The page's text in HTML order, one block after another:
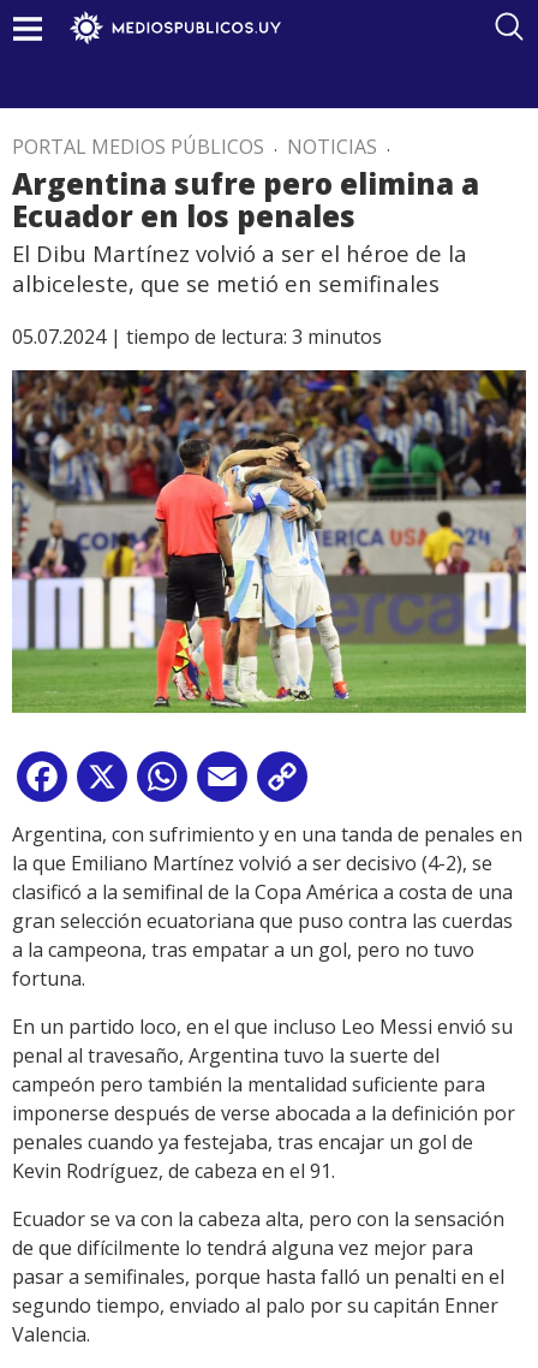
PORTAL MEDIOS PÚBLICOS . NOTICIAS .
Argentina sufre pero elimina a
Ecuador en los penales
El Dibu Martínez volvió a ser el héroe de la
albiceleste, que se metió en semifinales
05.07.2024 | tiempo de lectura: 3 minutos
Facebook
X WhatsApp
Email
Link
Argentina, con sufrimiento y en una tanda de penales en
la que Emiliano Martínez volvió a ser decisivo (4-2), se
clasificó a la semifinal de la Copa América a costa de una
gran selección ecuatoriana que puso contra las cuerdas
a la campeona, tras empatar a un gol, pero no tuvo
fortuna.
En un partido loco, en el que incluso Leo Messi envió su
penal al travesaño, Argentina tuvo la suerte del
campeón pero también la mentalidad suficiente para
imponerse después de verse abocada a la definición por
penales cuando ya festejaba, tras encajar un gol de
Kevin Rodríguez, de cabeza en el 91.
Ecuador se va con la cabeza alta, pero con la sensación
de que difícilmente lo tendrá alguna vez mejor para
pasar a semifinales, porque hasta falló un penalti en el
segundo tiempo, enviado al palo por su capitán Enner
Valencia.